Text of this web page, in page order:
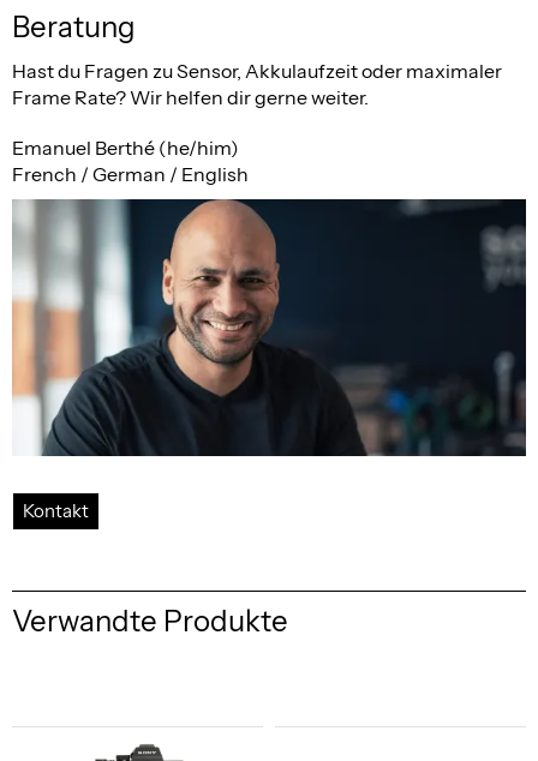
Beratung
Hast du Fragen zu Sensor, Akkulaufzeit oder maximaler
Frame Rate? Wir helfen dir gerne weiter.
Emanuel Berthé (he/him)
French / German / English
Kontakt
Verwandte Produkte